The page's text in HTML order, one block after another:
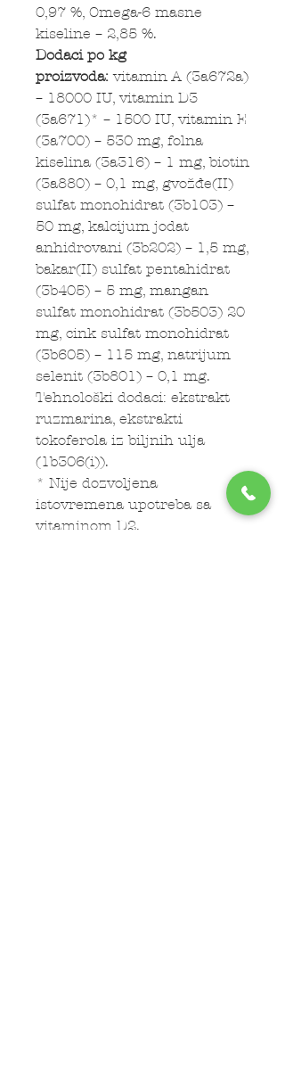
0,97 %, Omega-6 masne
kiseline – 2,85 %.
Dodaci po kg
proizvoda:vitamin A (3a672a)
– 18000 IU, vitamin D3
(3a671)* – 1500 IU, vitamin E
(3a700) – 530 mg, folna
kiselina (3a316) – 1 mg, biotin
(3a880) – 0,1 mg, gvožđe(II)
sulfat monohidrat (3b103) –
50 mg, kalcijum jodat
anhidrovani (3b202) – 1,5 mg,
bakar(II) sulfat pentahidrat
(3b405) – 5 mg, mangan
sulfat monohidrat (3b503) 20
mg, cink sulfat monohidrat
(3b605) – 115 mg, natrijum
selenit (3b801) – 0,1 mg.
Tehnološki dodaci: ekstrakt
ruzmarina, ekstrakti
tokoferola iz biljnih ulja
(1b306(i)).
* Nije dozvoljena
istovremena upotreba sa
vitaminom D2.